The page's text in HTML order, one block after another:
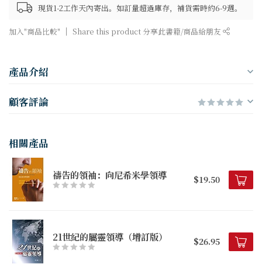
現貨1-2工作天內寄出。如訂量超過庫存，補貨需時約6-9週。
加入"商品比較" Share this product 分享此書籍/商品給朋友
產品介紹
顧客評論
相關產品
禱告的領袖：向尼希米學領導 $19.50
21世紀的屬靈領導（增訂版） $26.95